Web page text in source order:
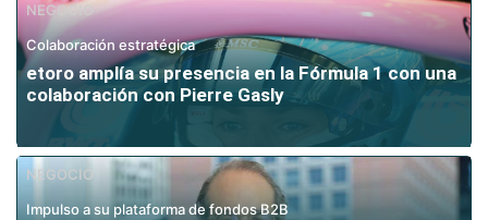
NEGOCIO
Colaboración estratégica
etoro amplía su presencia en la Fórmula 1 con una
colaboración con Pierre Gasly
NEGOCIO
Impulso a su plataforma de fondos B2B